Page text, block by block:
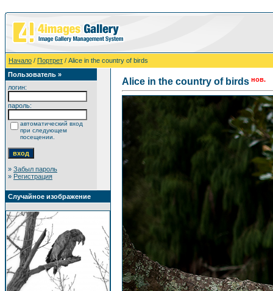
Начало / Портрет / Alice in the country of birds
Пользователь »
логин:
пароль:
автоматический вход
при следующем
посещении.
» Забыл пароль
» Регистрация
Случайное изображение
Alice in the country of birds нов.